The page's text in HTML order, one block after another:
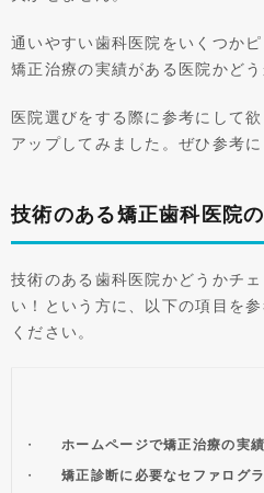
通いやすい歯科医院をいくつか
矯正治療の実績がある医院かどう
医院選びをする際に参考にして
アップしてみました。ぜひ参考に
技術のある矯正歯科医院
技術のある歯科医院かどうかチ
い！という方に、以下の項目を
ください。
ホームページで矯正治療の実
矯正診断に必要なセファログ